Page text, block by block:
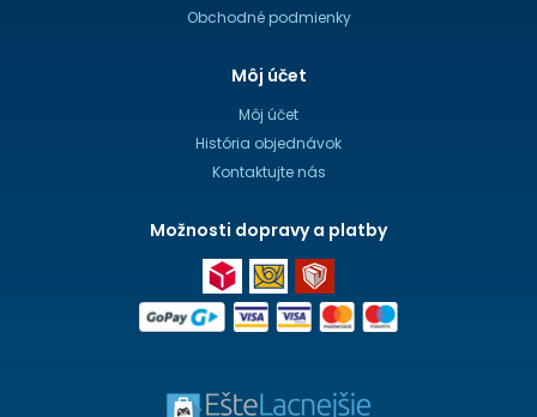
Obchodné podmienky
Môj účet
Môj účet
História objednávok
Kontaktujte nás
Možnosti dopravy a platby